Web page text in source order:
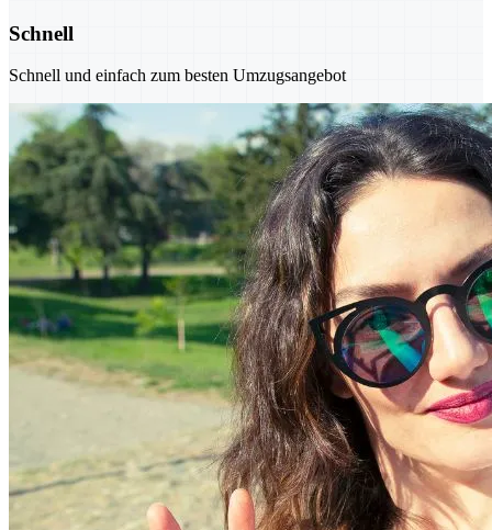
Schnell
Schnell und einfach zum besten Umzugsangebot